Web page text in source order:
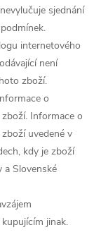
sjednání
internetového
není
zboží.
o
Informace o
uvedené v
kdy je zboží
a Slovenské
jinak.